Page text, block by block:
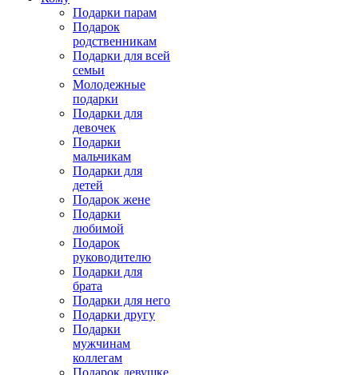
Подарки парам
Подарок
родственникам
Подарки для всей
семьи
Молодежные
подарки
Подарки для
девочек
Подарки
мальчикам
Подарки для
детей
Подарок жене
Подарки
любимой
Подарок
руководителю
Подарки для
брата
Подарки для него
Подарки другу
Подарки
мужчинам
коллегам
Подарок девушке